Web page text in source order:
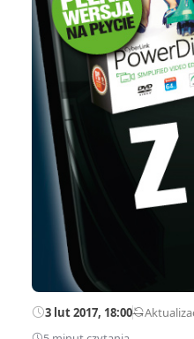
3 lut 2017, 18:00—